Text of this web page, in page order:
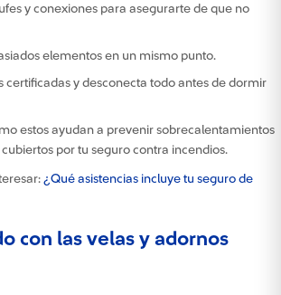
y conexiones para asegurarte de que no
elementos en un mismo punto.
certificadas y desconecta todo antes de dormir
estos ayudan a prevenir sobrecalentamientos
por tu seguro contra incendios.
¿Qué asistencias incluye tu seguro de
con las velas y adornos